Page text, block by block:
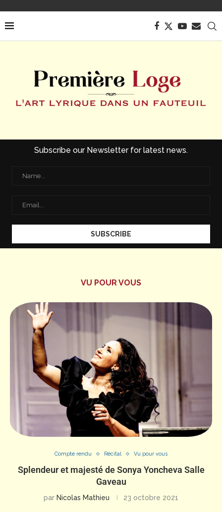
Subscribe our Newsletter for latest news.
VU POUR VOUS
Compte rendu Récital Vu pour vous
Splendeur et majesté de Sonya Yoncheva Salle
Gaveau
par Nicolas Mathieu 23 octobre 2021